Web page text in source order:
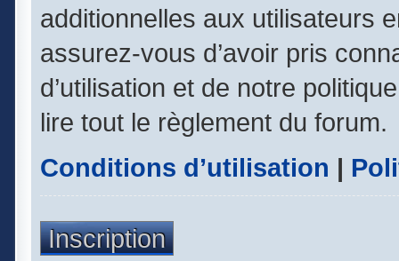
additionnelles aux utilisateurs
assurez-vous d’avoir pris
d’utilisation et de notre
lire tout le règlement du forum.
Conditions d’utilisation |
Inscription